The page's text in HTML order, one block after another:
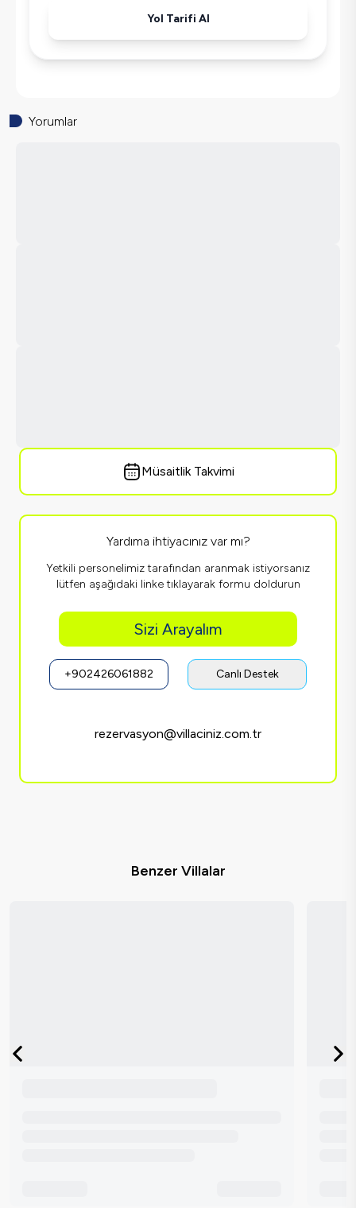
Yol Tarifi Al
Yorumlar
Müsaitlik Takvimi
Yardıma ihtiyacınız var mı?
Yetkili personelimiz tarafından aranmak istiyorsanız
lütfen aşağıdaki linke tıklayarak formu doldurun
Sizi Arayalım
+902426061882 Canlı Destek
rezervasyon@villaciniz.com.tr
Benzer Villalar